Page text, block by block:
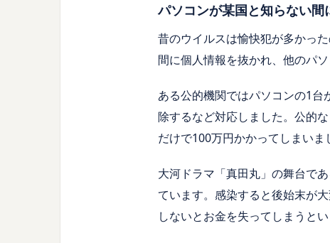
パソコンが某国と知らない間
昔のウイルスは愉快犯が多かっ
間に個人情報を抜かれ、他のパ
ある公的機関ではパソコンの1台
除するなど対応しました。公的
だけで100万円かかってしまいま
大河ドラマ「真田丸」の舞台で
ています。感染すると後始末が
しないとお金を失ってしまうとい